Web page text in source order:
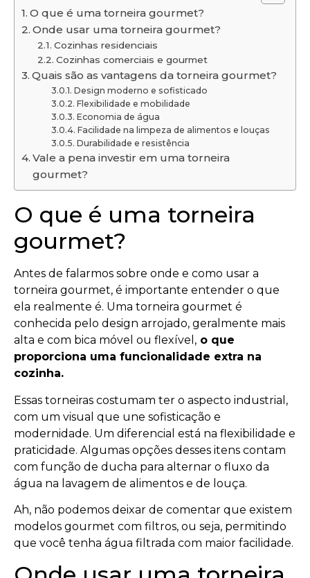
O que é uma torneira gourmet?
Onde usar uma torneira gourmet?
Cozinhas residenciais
Cozinhas comerciais e gourmet
Quais são as vantagens da torneira gourmet?
Design moderno e sofisticado
Flexibilidade e mobilidade
Economia de água
Facilidade na limpeza de alimentos e louças
Durabilidade e resistência
Vale a pena investir em uma torneira
gourmet?
O que é uma torneira
gourmet?
Antes de falarmos sobre onde e como usar a
torneira gourmet, é importante entender o que
ela realmente é. Uma torneira gourmet é
conhecida pelo design arrojado, geralmente mais
alta e com bica móvel ou flexível, o que
proporciona uma funcionalidade extra na
cozinha.
Essas torneiras costumam ter o aspecto industrial,
com um visual que une sofisticação e
modernidade. Um diferencial está na flexibilidade e
praticidade. Algumas opções desses itens contam
com função de ducha para alternar o fluxo da
água na lavagem de alimentos e de louça.
Ah, não podemos deixar de comentar que existem
modelos gourmet com filtros, ou seja, permitindo
que você tenha água filtrada com maior facilidade.